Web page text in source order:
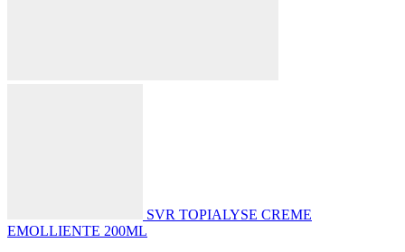
SVR TOPIALYSE CREME
EMOLLIENTE 200ML